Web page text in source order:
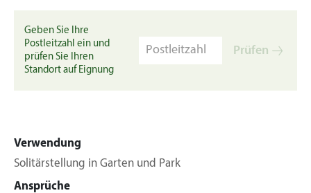
Geben Sie Ihre
Postleitzahl ein und
prüfen Sie Ihren
Standort auf Eignung
Prüfen
Verwendung
Solitärstellung in Garten und Park
Ansprüche